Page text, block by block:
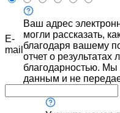
E-
mail
Ваш адрес
могли рассказать,
благодаря вашему
отчет о результатах
благодарностью.
данным и не